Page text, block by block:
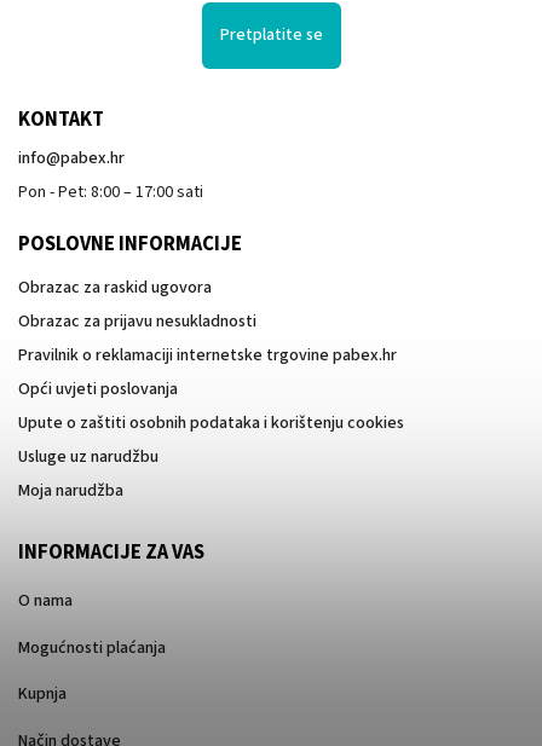
Pretplatite se
KONTAKT
info@pabex.hr
Pon - Pet: 8:00 – 17:00 sati
POSLOVNE INFORMACIJE
Obrazac za raskid ugovora
Obrazac za prijavu nesukladnosti
Pravilnik o reklamaciji internetske trgovine pabex.hr
Opći uvjeti poslovanja
Upute o zaštiti osobnih podataka i korištenju cookies
Usluge uz narudžbu
Moja narudžba
INFORMACIJE ZA VAS
O nama
Mogućnosti plaćanja
Kupnja